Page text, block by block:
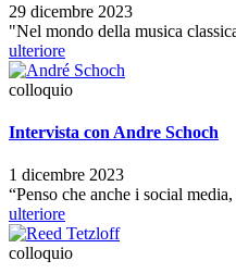
29 dicembre 2023
"Nel mondo della musica
ulteriore
colloquio
Intervista con Andre Schoch
1 dicembre 2023
“Penso che anche i social
ulteriore
colloquio